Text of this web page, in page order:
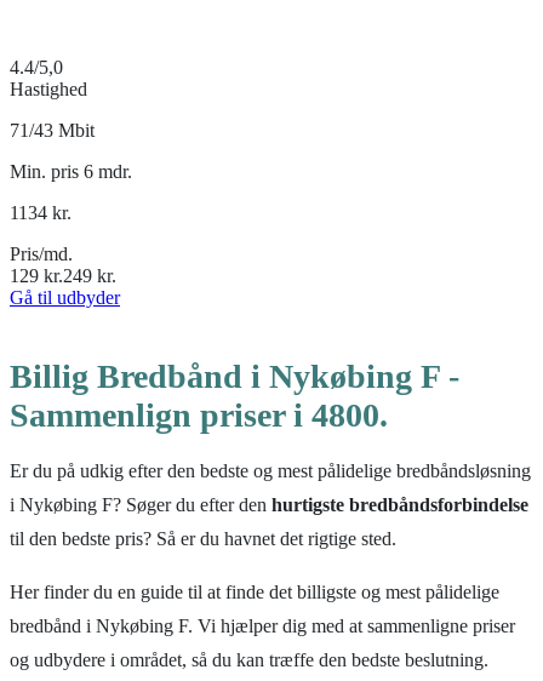
4.4/5,0
Hastighed
71/43 Mbit
Min. pris 6 mdr.
1134 kr.
Pris/md.
129 kr.249 kr.
Gå til udbyder
Billig Bredbånd i Nykøbing F -
Sammenlign priser i 4800.
Er du på udkig efter den bedste og mest pålidelige bredbåndsløsning
i Nykøbing F? Søger du efter den hurtigste bredbåndsforbindelse
til den bedste pris? Så er du havnet det rigtige sted.
Her finder du en guide til at finde det billigste og mest pålidelige
bredbånd i Nykøbing F. Vi hjælper dig med at sammenligne priser
og udbydere i området, så du kan træffe den bedste beslutning.